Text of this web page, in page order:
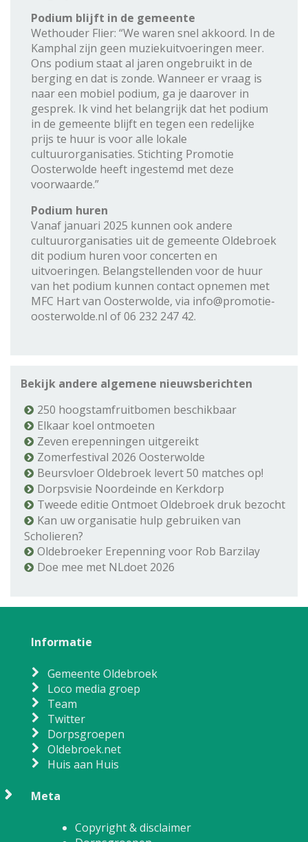
Podium blijft in de gemeente
Wethouder Flier: “We waren snel akkoord. In de
Kamphal zijn geen muziekuitvoeringen meer.
Ons podium staat al jaren ongebruikt in de
berging en dat is zonde. Wanneer er vraag is
naar een mobiel podium, ga je daarover in
gesprek. Ik vind het belangrijk dat het podium
in de gemeente blijft en tegen een redelijke
prijs te huur is voor alle lokale
cultuurorganisaties. Stichting Promotie
Oosterwolde heeft ingestemd met deze
voorwaarde.”
Podium huren
Vanaf januari 2025 kunnen ook andere
cultuurorganisaties uit de gemeente Oldebroek
dit podium huren voor concerten en
uitvoeringen. Belangstellenden voor de huur
van het podium kunnen contact opnemen met
MFC Hart van Oosterwolde, via info@promotie-
oosterwolde.nl of 06 232 247 42.
Bekijk andere algemene nieuwsberichten
250 hoogstamfruitbomen beschikbaar
Elkaar koel ontmoeten
Zeven erepenningen uitgereikt
Zomerfestival 2026 Oosterwolde
Beursvloer Oldebroek levert 50 matches op!
Dorpsvisie Noordeinde en Kerkdorp
Tweede editie Ontmoet Oldebroek druk bezocht
Kan uw organisatie hulp gebruiken van
Scholieren?
Oldebroeker Erepenning voor Rob Barzilay
Doe mee met NLdoet 2026
Informatie
Gemeente Oldebroek
Loco media groep
Team
Twitter
Dorpsgroepen
Oldebroek.net
Huis aan Huis
Meta
Copyright & disclaimer